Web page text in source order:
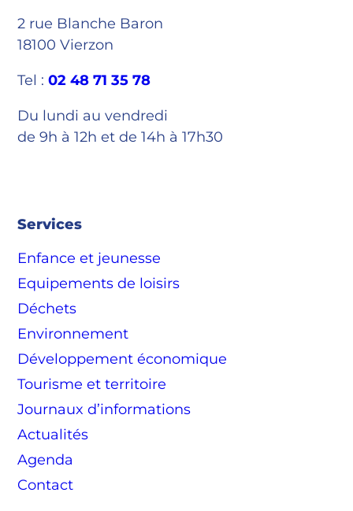
2 rue Blanche Baron
18100 Vierzon
Tel :02 48 71 35 78
Du lundi au vendredi
de 9h à 12h et de 14h à 17h30
Services
Enfance et jeunesse
Equipements de loisirs
Déchets
Environnement
Développement économique
Tourisme et territoire
Journaux d’informations
Actualités
Agenda
Contact